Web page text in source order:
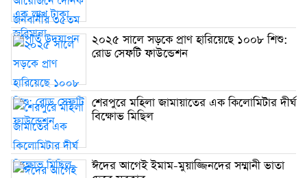
২০২৫ সালে সড়কে প্রাণ হারিয়েছে ১০০৮ শিশু:
রোড সেফটি ফাউন্ডেশন
শেরপুরে মহিলা জামায়াতের এক কিলোমিটার দীর্ঘ
বিক্ষোভ মিছিল
ঈদের আগেই ইমাম-মুয়াজ্জিনদের সম্মানী ভাতা